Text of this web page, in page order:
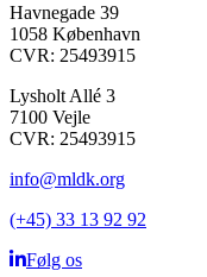
Havnegade 39
1058 København
CVR: 25493915
Lysholt Allé 3
7100 Vejle
CVR: 25493915
info@mldk.org
(+45) 33 13 92 92
Følg os